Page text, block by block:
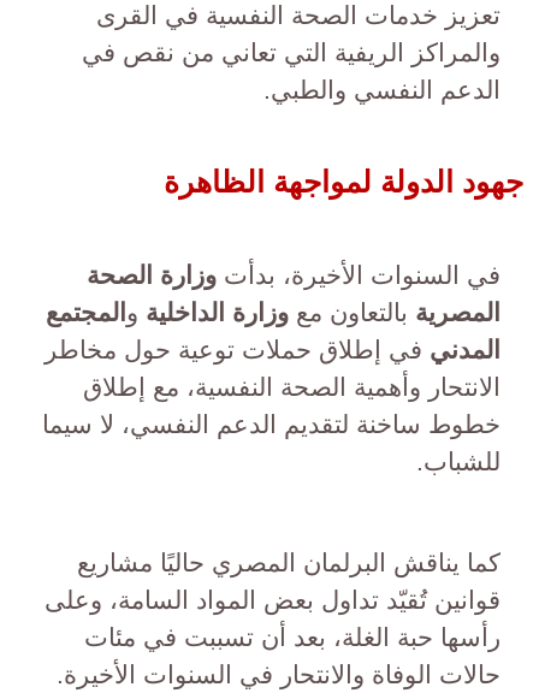
تعزيز خدمات الصحة النفسية في القرى
والمراكز الريفية التي تعاني من نقص في
الدعم النفسي والطبي.
جهود الدولة لمواجهة الظاهرة
في السنوات الأخيرة، بدأت وزارة الصحة
المصرية بالتعاون مع وزارة الداخلية و المجتمع
المدني في إطلاق حملات توعية حول مخاطر
الانتحار وأهمية الصحة النفسية، مع إطلاق
خطوط ساخنة لتقديم الدعم النفسي، لا سيما
للشباب.
كما يناقش البرلمان المصري حاليًا مشاريع
قوانين تُقيّد تداول بعض المواد السامة، وعلى
رأسها حبة الغلة، بعد أن تسببت في مئات
حالات الوفاة والانتحار في السنوات الأخيرة.